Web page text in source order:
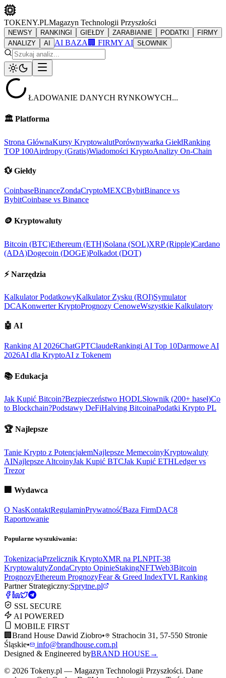
TOKENY.PLMagazyn Technologii Przyszłości
NEWSY RANKINGI GIEŁDY ZARABIANIE PODATKI
FIRMY
ANALIZY
AI AI BAZA 🏢 FIRMY AI SŁOWNIK
ŁADOWANIE DANYCH RYNKOWYCH...
🏛️ Platforma
Strona GłównaKursy KryptowalutPorównywarka GiełdRanking
TOP 100Airdropy (Gratis)Wiadomości KryptoAnalizy On-Chain
💱 Giełdy
CoinbaseBinanceZondaCryptoMEXCBybitBinance vs
BybitCoinbase vs Binance
🪙 Kryptowaluty
Bitcoin (BTC)Ethereum (ETH)Solana (SOL)XRP (Ripple)Cardano
(ADA)Dogecoin (DOGE)Polkadot (DOT)
⚡ Narzędzia
Kalkulator PodatkowyKalkulator Zysku (ROI)Symulator
DCAKonwerter KryptoPrognozy CenoweWszystkie Kalkulatory
🤖 AI
Ranking AI 2026ChatGPTClaudeRankingi AI Top 10Darmowe AI
2026AI dla KryptoAI z Tokenem
📚 Edukacja
Jak Kupić Bitcoin?Bezpieczeństwo HODLSłownik (200+ haseł)Co
to Blockchain?Podstawy DeFiHalving BitcoinaPodatki Krypto PL
🏆 Najlepsze
Tanie Krypto z PotencjałemNajlepsze MemecoinyKryptowaluty
AINajlepsze AltcoinyJak Kupić BTCJak Kupić ETHLedger vs
Trezor
🏢 Wydawca
O NasKontaktRegulaminPrywatnośćBaza FirmDAC8
Raportowanie
Popularne wyszukiwania:
TokenizacjaPrzelicznik KryptoXMR na PLNPIT-38
KryptowalutyZondaCrypto OpinieStakingNFTWeb3Bitcoin
PrognozyEthereum PrognozyFear & Greed IndexTVL Ranking
Partner Strategiczny:Sprytne.pl
SSL SECURE
AI POWERED
MOBILE FIRST
🏢 Brand House Dawid Ziobro•
Strachocin 31, 57-550 Stronie
Śląskie•
info@brandhouse.com.pl
Designed & Engineered byBRAND HOUSE →
© 2026 Tokeny.pl — Magazyn Technologii Przyszłości. Dane